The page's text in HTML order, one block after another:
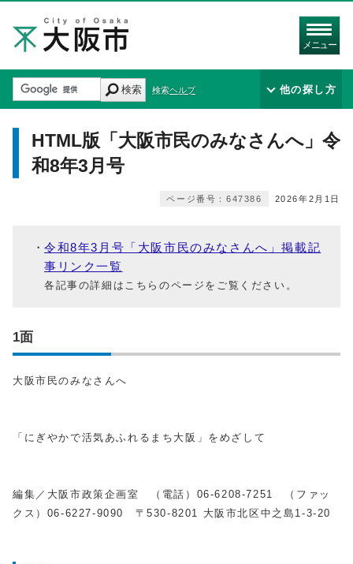
メニュー
検索 検索ヘルプ 他の探し方
HTML版「大阪市民のみなさんへ」令
和8年3月号
2026年2月1日
ページ番号：647386
令和8年3月号「大阪市民のみなさんへ」掲載記
事リンク一覧
各記事の詳細はこちらのページをご覧ください。
1面
大阪市民のみなさんへ
「にぎやかで活気あふれるまち大阪」をめざして
編集／大阪市政策企画室 （電話） 06-6208-7251
（ファッ
クス） 06-6227-9090 〒530-8201 大阪市北区中之島 1-3-20